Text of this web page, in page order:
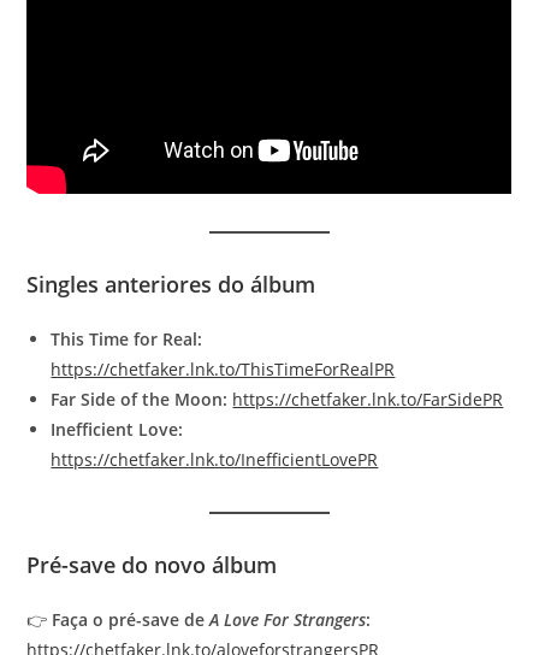
Singles anteriores do álbum
This Time for Real:
https://chetfaker.lnk.to/ThisTimeForRealPR
Far Side of the Moon: https://chetfaker.lnk.to/FarSidePR
Inefficient Love:
https://chetfaker.lnk.to/InefficientLovePR
Pré-save do novo álbum
👉 Faça o pré-save deA Love For Strangers:
https://chetfaker.lnk.to/aloveforstrangersPR